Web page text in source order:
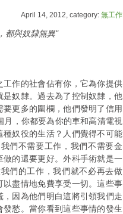
April 14, 2012, category: 無工作
都與奴隸無異"
作的社會佔有你，它為你提供
奴隸。過去為了控制奴隸，他
更多的圍欄，他們發明了信用
，你都要為你的車和高清電視
奴役的生活？人們覺得不可能
們不需要工作，我們不需要金
的還要更好。外科手術就是一
們的工作，我們就不必再去做
盡情地免費享受一切。這些事
因為他們明白這將引領我們走
愁。當你看到這些事情的發生